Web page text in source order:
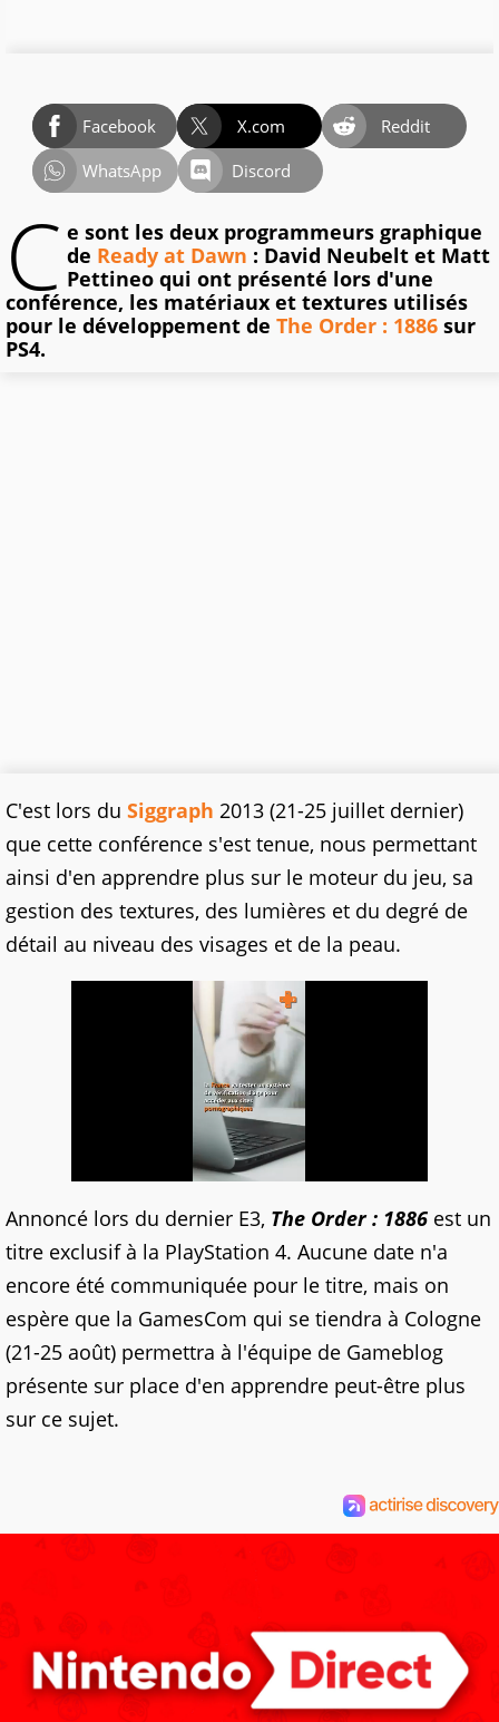
Facebook X.com
Reddit
WhatsApp
Discord
C e sont les deux programmeurs graphique
de Ready at Dawn : David Neubelt et Matt
Pettineo qui ont présenté lors d'une
conférence, les matériaux et textures utilisés
pour le développement de The Order : 1886 sur
PS4.
C'est lors du Siggraph 2013 (21-25 juillet dernier)
que cette conférence s'est tenue, nous permettant
ainsi d'en apprendre plus sur le moteur du jeu, sa
gestion des textures, des lumières et du degré de
détail au niveau des visages et de la peau.
Annoncé lors du dernier E3, The Order : 1886 est un
titre exclusif à la PlayStation 4. Aucune date n'a
encore été communiquée pour le titre, mais on
espère que la GamesCom qui se tiendra à Cologne
(21-25 août) permettra à l'équipe de Gameblog
présente sur place d'en apprendre peut-être plus
sur ce sujet.